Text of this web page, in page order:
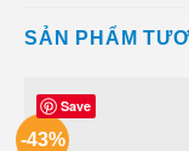
SẢN PHẨM
Save
-43%